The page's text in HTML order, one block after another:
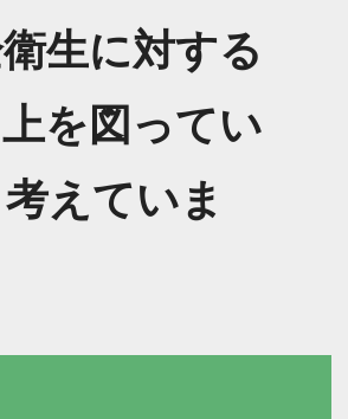
生に対する
を図ってい
えていま